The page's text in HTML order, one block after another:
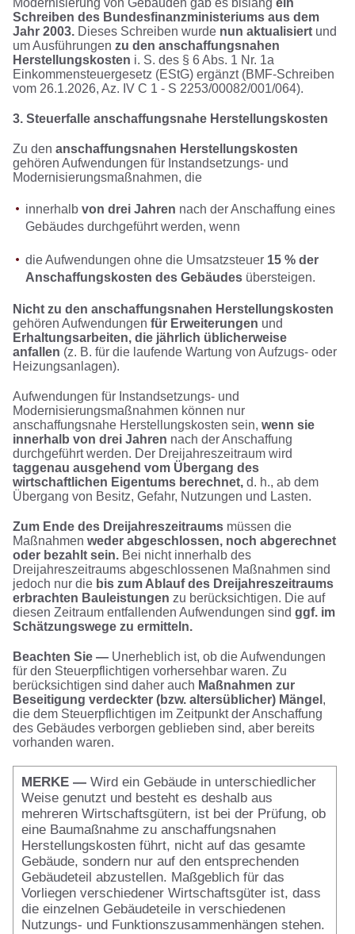
Modernisierung von Gebäuden gab es bislang ein
Schreiben des Bundesfinanzministeriums aus dem
Jahr 2003.Dieses Schreiben wurdenun aktualisiertund
um Ausführungen zu den anschaffungsnahen
Herstellungskosten i. S. des § 6 Abs. 1 Nr. 1a
Einkommensteuergesetz (EStG) ergänzt (BMF-Schreiben
vom 26.1.2026, Az. IV C 1 - S 2253/00082/001/064).
3. Steuerfalle anschaffungsnahe Herstellungskosten
Zu den anschaffungsnahen Herstellungskosten
gehören Aufwendungen für Instandsetzungs- und
Modernisierungsmaßnahmen, die
innerhalb von drei Jahren nach der Anschaffung eines
Gebäudes durchgeführt werden, wenn
die Aufwendungen ohne die Umsatzsteuer 15 % der
Anschaffungskosten des Gebäudesübersteigen.
Nicht zu den anschaffungsnahen Herstellungskosten
gehören Aufwendungen für Erweiterungen und
Erhaltungsarbeiten, die jährlich üblicherweise
anfallen (z. B. für die laufende Wartung von Aufzugs- oder
Heizungsanlagen).
Aufwendungen für Instandsetzungs- und
Modernisierungsmaßnahmen können nur
anschaffungsnahe Herstellungskosten sein, wenn sie
innerhalb von drei Jahren nach der Anschaffung
durchgeführt werden. Der Dreijahreszeitraum wird
taggenau ausgehend vom Übergang des
wirtschaftlichen Eigentums berechnet,d. h., ab dem
Übergang von Besitz, Gefahr, Nutzungen und Lasten.
Zum Ende des Dreijahreszeitraums müssen die
Maßnahmen weder abgeschlossen, noch abgerechnet
oder bezahlt sein. Bei nicht innerhalb des
Dreijahreszeitraums abgeschlossenen Maßnahmen sind
jedoch nur die bis zum Ablauf des Dreijahreszeitraums
erbrachten Bauleistungen zu berücksichtigen. Die auf
diesen Zeitraum entfallenden Aufwendungen sind ggf. im
Schätzungswege zu ermitteln.
Beachten Sie — Unerheblich ist, ob die Aufwendungen
für den Steuerpflichtigen vorhersehbar waren. Zu
berücksichtigen sind daher auch Maßnahmen zur
Beseitigung verdeckter (bzw. altersüblicher) Mängel ,
die dem Steuerpflichtigen im Zeitpunkt der Anschaffung
des Gebäudes verborgen geblieben sind, aber bereits
vorhanden waren.
MERKE — Wird ein Gebäude in unterschiedlicher
Weise genutzt und besteht es deshalb aus
mehreren Wirtschaftsgütern, ist bei der Prüfung, ob
eine Baumaßnahme zu anschaffungsnahen
Herstellungskosten führt, nicht auf das gesamte
Gebäude, sondern nur auf den entsprechenden
Gebäudeteil abzustellen. Maßgeblich für das
Vorliegen verschiedener Wirtschaftsgüter ist, dass
die einzelnen Gebäudeteile in verschiedenen
Nutzungs- und Funktionszusammenhängen stehen.